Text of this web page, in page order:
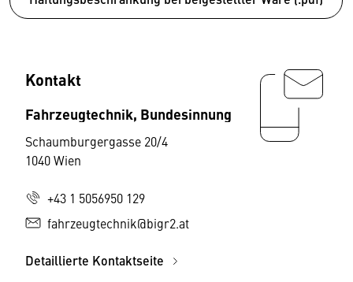
Kontakt
Fahrzeugtechnik, Bundesinnung
Schaumburgergasse 20/4
1040 Wien
+43 1 5056950 129
fahrzeugtechnik@bigr2.at
Detaillierte Kontaktseite